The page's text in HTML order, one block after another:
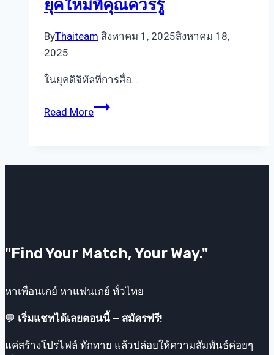
โสด
เริ่ม
ต้อง
ยุคใหม่ที่คุณควรรู้
ByThaiteam สิงหาคม 1, 2025สิงหาคม 18,
2025
ในยุคดิจิทัลที่การสื่อ…
Read Moreหนุ่ม
ใหม่
คุณ
รู้
"Find Your Match, Your Way."
หาเพื่อนเกย์ หาแฟนเกย์ ทั่วไทย
💬 เริ่มแชทได้เลยตอนนี้ – สมัครฟรี!
แค่สร้างโปรไฟล์ ทักทาย แล้วปล่อยให้ความสัมพันธ์ค่อยๆ